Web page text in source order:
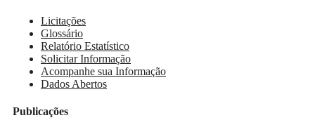
Licitações
Glossário
Relatório Estatístico
Solicitar Informação
Acompanhe sua Informação
Dados Abertos
Publicações